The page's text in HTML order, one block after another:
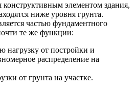
конструктивным элементом здания,
ниже уровня грунта.
частью фундаментного
те же функции:
нагрузку от постройки и
распределение на
от грунта на участке.